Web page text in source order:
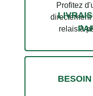
Profitez
relais à